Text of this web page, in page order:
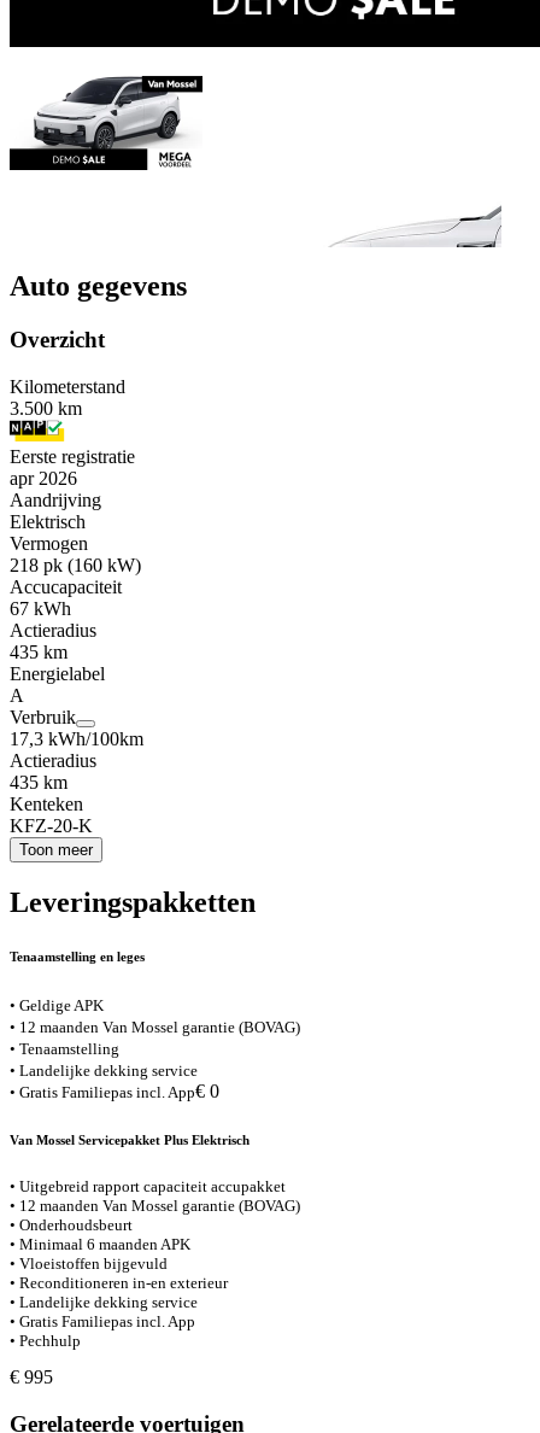
Auto gegevens
Overzicht
Kilometerstand
3.500 km
Eerste registratie
apr 2026
Aandrijving
Elektrisch
Vermogen
218 pk (160 kW)
Accucapaciteit
67 kWh
Actieradius
435 km
Energielabel
A
Verbruik
17,3 kWh/100km
Actieradius
435 km
Kenteken
KFZ-20-K
Toon meer
Leveringspakketten
Tenaamstelling en leges
• Geldige APK
• 12 maanden Van Mossel garantie (BOVAG)
• Tenaamstelling
• Landelijke dekking service
• Gratis Familiepas incl. App€ 0
Van Mossel Servicepakket Plus Elektrisch
• Uitgebreid rapport capaciteit accupakket
• 12 maanden Van Mossel garantie (BOVAG)
• Onderhoudsbeurt
• Minimaal 6 maanden APK
• Vloeistoffen bijgevuld
• Reconditioneren in-en exterieur
• Landelijke dekking service
• Gratis Familiepas incl. App
• Pechhulp
€ 995
Gerelateerde voertuigen